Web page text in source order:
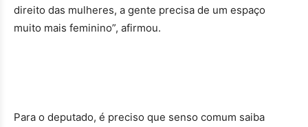
direito das mulheres, a gente precisa de um espaço
muito mais feminino”, afirmou.
Para o deputado, é preciso que senso comum saiba